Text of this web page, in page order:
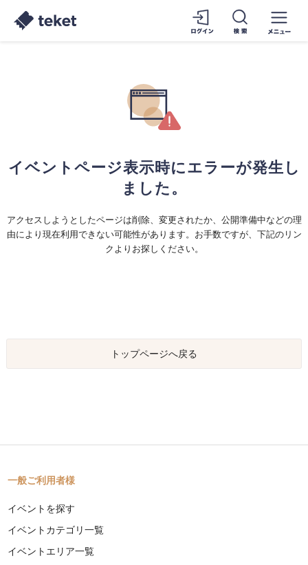
イベントページ表示時にエラーが発生し
ました。
アクセスしようとしたページは削除、変更されたか、公開準備中などの理
由により現在利用できない可能性があります。お手数ですが、下記のリン
クよりお探しください。
トップページへ戻る
一般ご利用者様
イベントを探す
イベントカテゴリ一覧
イベントエリア一覧